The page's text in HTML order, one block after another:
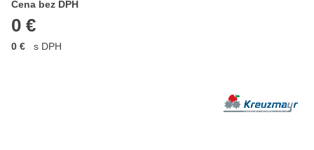
Cena bez DPH
0 €
Cena s DPH
0 € s DPH